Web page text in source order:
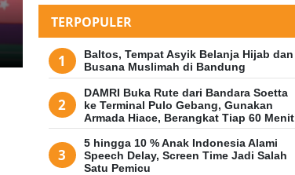
TERPOPULER
Baltos, Tempat Asyik Belanja Hijab dan
Busana Muslimah di Bandung
DAMRI Buka Rute dari Bandara Soetta
ke Terminal Pulo Gebang, Gunakan
Armada Hiace, Berangkat Tiap 60 Menit
5 hingga 10 % Anak Indonesia Alami
Speech Delay, Screen Time Jadi Salah
Satu Pemicu